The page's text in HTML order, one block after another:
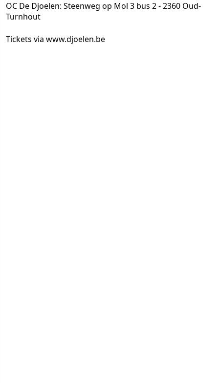
OC De Djoelen: Steenweg op Mol 3 bus 2 - 2360 Oud-
Turnhout
Tickets via www.djoelen.be